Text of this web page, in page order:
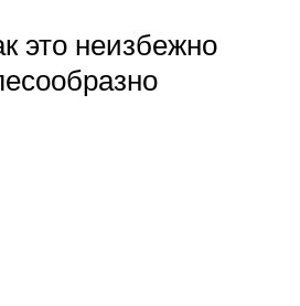
это неизбежно